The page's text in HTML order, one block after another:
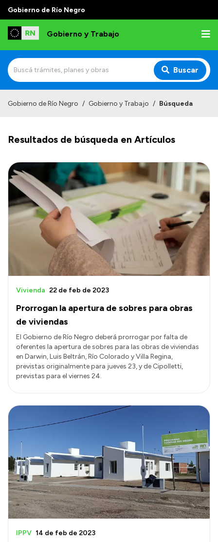
Gobierno de Río Negro
Gobierno y Trabajo
Buscar
Misión
Autoridades, Áreas y Organismos
Delegaciones
Normativa
Transparencia
Presupuesto
Boletín Oficial
Compras y licitaciones
Consulta de pago a proveedores
Convocatorias
Intranet
Login
Gobierno de Río Negro / Gobierno y Trabajo / Búsqueda
Resultados de búsqueda en Artículos
Prorrogan la apertura de sobres para obras
de viviendas
Vivienda 22 de feb de 2023
El Gobierno de Río Negro deberá prorrogar por falta de
oferentes la apertura de sobres para las obras de viviendas
en Darwin, Luis Beltrán, Río Colorado y Villa Regina,
previstas originalmente para jueves 23, y de Cipolletti,
previstas para el viernes 24.
IPPV 14 de feb de 2023